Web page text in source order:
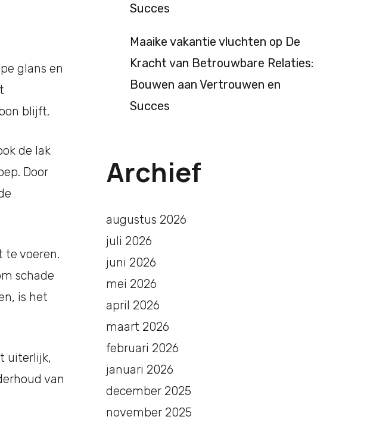
glans en
blijft.
de lak
Door
te voeren.
schade
is het
uiterlijk,
van
Succes
Maaike vakantie vluchten op De
Kracht van Betrouwbare Relaties:
Bouwen aan Vertrouwen en
Succes
Archief
augustus 2026
juli 2026
juni 2026
mei 2026
april 2026
maart 2026
februari 2026
januari 2026
december 2025
november 2025